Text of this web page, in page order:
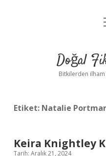
Doğal
Bitkilerden
Etiket: Natalie
Keira Knightley
Tarih: Aralık 21, 2024